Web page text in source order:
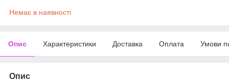
Немає в наявності
Опис Характеристики Доставка Оплата Умови
Опис